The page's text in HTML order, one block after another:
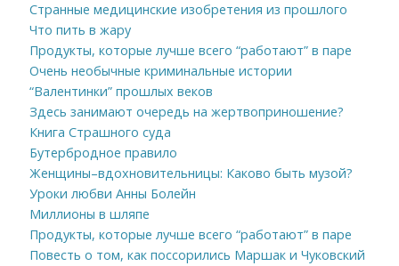
Странные медицинские изобретения из прошлого
Что пить в жару
Продукты, которые лучше всего “работают” в паре
Очень необычные криминальные истории
“Валентинки” прошлых веков
Здесь занимают очередь на жертвоприношение?
Книга Страшного суда
Бутербродное правило
Женщины–вдохновительницы: Каково быть музой?
Уроки любви Анны Болейн
Миллионы в шляпе
Продукты, которые лучше всего “работают” в паре
Повесть о том, как поссорились Маршак и Чуковский